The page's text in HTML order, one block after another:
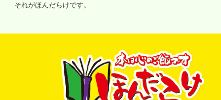
それがほんだらけです。